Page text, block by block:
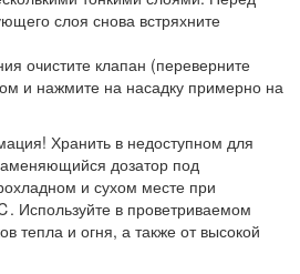
слоя снова встряхните
очистите клапан (переверните
и нажмите на насадку примерно на
Хранить в недоступном для
дозатор под
и сухом месте при
в проветриваемом
тепла и огня, а также от высокой